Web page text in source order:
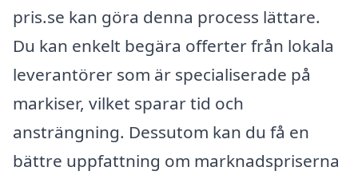
pris.se kan göra denna process lättare.
Du kan enkelt begära offerter från lokala
leverantörer som är specialiserade på
markiser, vilket sparar tid och
ansträngning. Dessutom kan du få en
bättre uppfattning om marknadspriserna